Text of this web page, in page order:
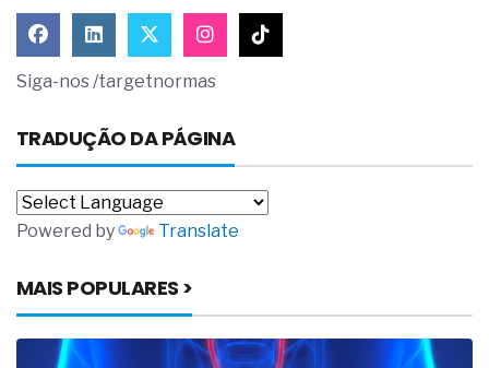
Siga-nos /targetnormas
TRADUÇÃO DA PÁGINA
Powered by Translate
MAIS POPULARES >